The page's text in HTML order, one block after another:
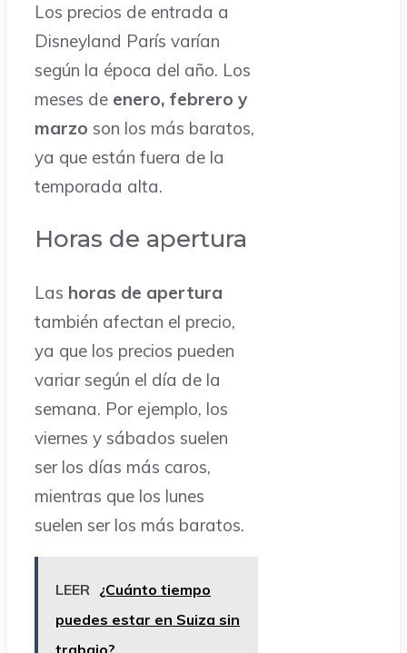
Los precios de entrada a
Disneyland París varían
según la época del año. Los
meses de enero, febrero y
marzo son los más baratos,
ya que están fuera de la
temporada alta.
Horas de apertura
Las horas de apertura
también afectan el precio,
ya que los precios pueden
variar según el día de la
semana. Por ejemplo, los
viernes y sábados suelen
ser los días más caros,
mientras que los lunes
suelen ser los más baratos.
LEER ¿Cuánto tiempo
puedes estar en Suiza sin